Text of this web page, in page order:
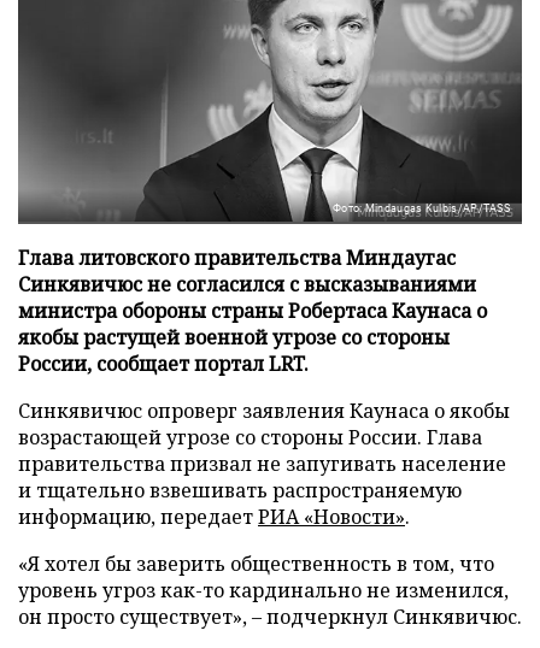
Фото: Mindaugas Kulbis/AP/TASS
Глава литовского правительства Миндаугас
Синкявичюс не согласился с высказываниями
министра обороны страны Робертаса Каунаса о
якобы растущей военной угрозе со стороны
России, сообщает портал LRT.
Синкявичюс опроверг заявления Каунаса о якобы
возрастающей угрозе со стороны России. Глава
правительства призвал не запугивать население
и тщательно взвешивать распространяемую
информацию, передаетРИА «Новости».
«Я хотел бы заверить общественность в том, что
уровень угроз как-то кардинально не изменился,
он просто существует», – подчеркнул Синкявичюс.